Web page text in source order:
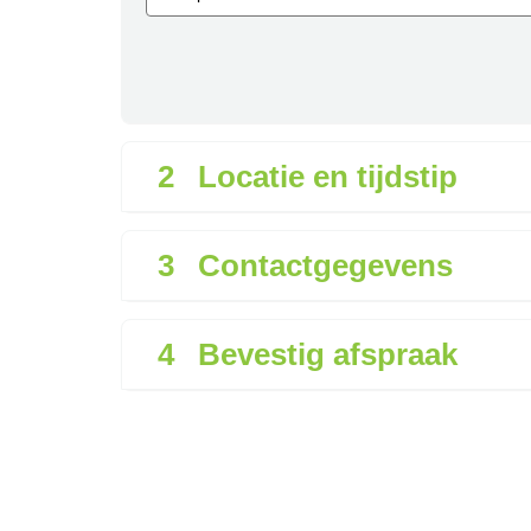
2Locatie en tijdstip stap
Locatie en tijdstip
3De verplichte
Contactgegevens
4 Bevestig afspraak